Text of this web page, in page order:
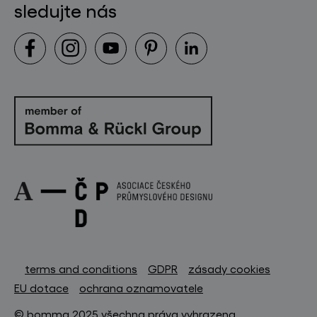
sledujte nás
terms and conditions GDPR
zásady cookies
EU dotace
ochrana oznamovatele
© bomma 2025 všechna práva vyhrazena.